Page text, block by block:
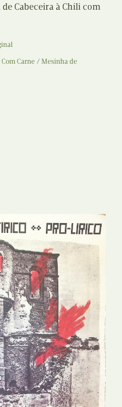
Cabeceira à Chili com
Carne
Mesinha de